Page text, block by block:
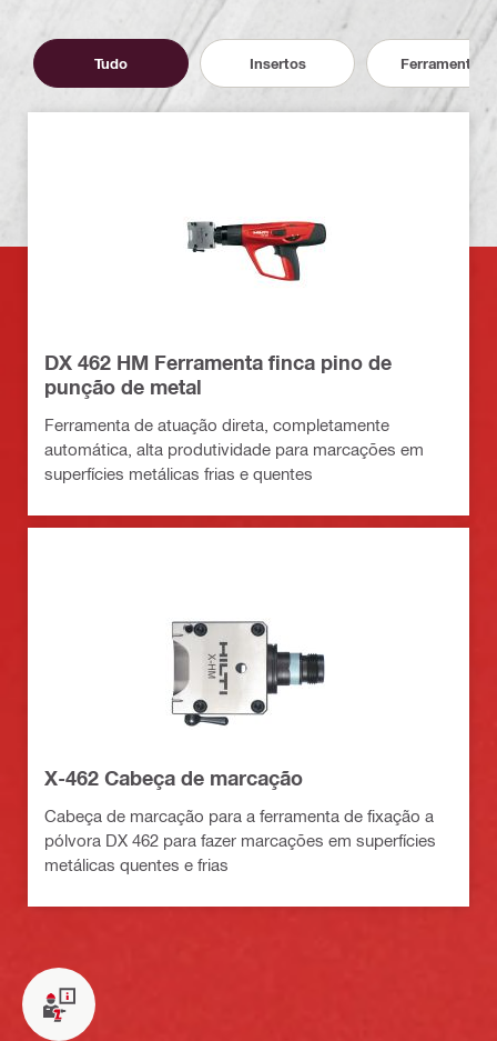
Tudo Insertos Ferramentas
DX 462 HM Ferramenta finca pino de
punção de metal
Ferramenta de atuação direta, completamente
automática, alta produtividade para marcações em
superfícies metálicas frias e quentes
X-462 Cabeça de marcação
Cabeça de marcação para a ferramenta de fixação a
pólvora DX 462 para fazer marcações em superfícies
metálicas quentes e frias